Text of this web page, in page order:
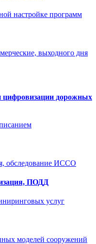
настройке программ
выходного дня
цифровизации дорожных
обследование ИССО
ПОДД
услуг
моделей сооружений